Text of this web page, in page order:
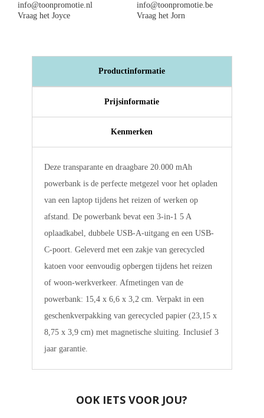
info@toonpromotie.nl
Vraag het Joyce
info@toonpromotie.be
Vraag het Jorn
Productinformatie
Prijsinformatie
Kenmerken
Deze transparante en draagbare 20.000 mAh
powerbank is de perfecte metgezel voor het opladen
van een laptop tijdens het reizen of werken op
afstand. De powerbank bevat een 3-in-1 5 A
oplaadkabel, dubbele USB-A-uitgang en een USB-
C-poort. Geleverd met een zakje van gerecycled
katoen voor eenvoudig opbergen tijdens het reizen
of woon-werkverkeer. Afmetingen van de
powerbank: 15,4 x 6,6 x 3,2 cm. Verpakt in een
geschenkverpakking van gerecycled papier (23,15 x
8,75 x 3,9 cm) met magnetische sluiting. Inclusief 3
jaar garantie.
OOK IETS VOOR JOU?